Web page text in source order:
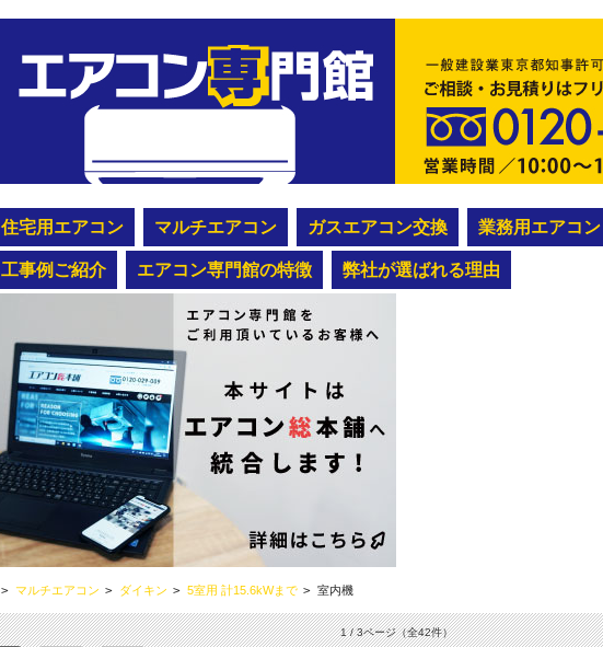
住宅用エアコン マルチエアコン ガスエアコン交換 業務用エアコン
工事例ご紹介 エアコン専門館の特徴 弊社が選ばれる理由
> マルチエアコン > ダイキン > 5室用 計15.6kWまで > 室内機
1 / 3ページ（全42件）